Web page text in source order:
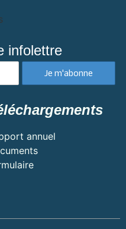
infolettre
annuel